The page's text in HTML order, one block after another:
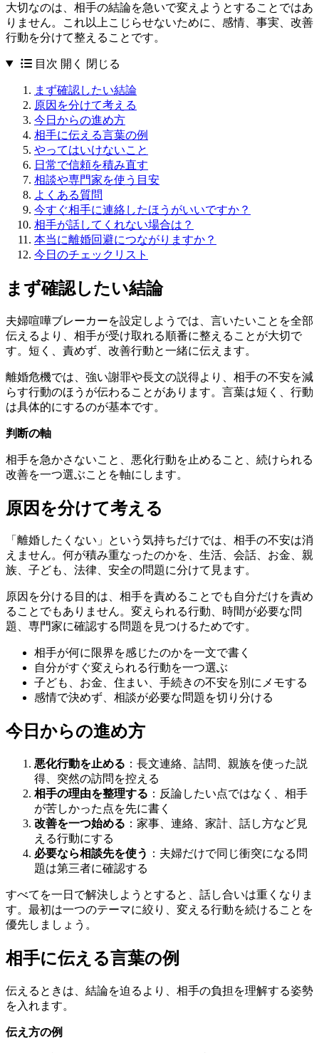
大切なのは、相手の結論を急いで変えようとすることではあ
りません。これ以上こじらせないために、感情、事実、改善
行動を分けて整えることです。
目次 開く 閉じる
まず確認したい結論
原因を分けて考える
今日からの進め方
相手に伝える言葉の例
やってはいけないこと
日常で信頼を積み直す
相談や専門家を使う目安
よくある質問
今すぐ相手に連絡したほうがいいですか？
相手が話してくれない場合は？
本当に離婚回避につながりますか？
今日のチェックリスト
まず確認したい結論
夫婦喧嘩ブレーカーを設定しようでは、言いたいことを全部
伝えるより、相手が受け取れる順番に整えることが大切で
す。短く、責めず、改善行動と一緒に伝えます。
離婚危機では、強い謝罪や長文の説得より、相手の不安を減
らす行動のほうが伝わることがあります。言葉は短く、行動
は具体的にするのが基本です。
判断の軸
相手を急かさないこと、悪化行動を止めること、続けられる
改善を一つ選ぶことを軸にします。
原因を分けて考える
「離婚したくない」という気持ちだけでは、相手の不安は消
えません。何が積み重なったのかを、生活、会話、お金、親
族、子ども、法律、安全の問題に分けて見ます。
原因を分ける目的は、相手を責めることでも自分だけを責め
ることでもありません。変えられる行動、時間が必要な問
題、専門家に確認する問題を見つけるためです。
相手が何に限界を感じたのかを一文で書く
自分がすぐ変えられる行動を一つ選ぶ
子ども、お金、住まい、手続きの不安を別にメモする
感情で決めず、相談が必要な問題を切り分ける
今日からの進め方
悪化行動を止める ：長文連絡、詰問、親族を使った説
得、突然の訪問を控える
相手の理由を整理する ：反論したい点ではなく、相手
が苦しかった点を先に書く
改善を一つ始める ：家事、連絡、家計、話し方など見
える行動にする
必要なら相談先を使う ：夫婦だけで同じ衝突になる問
題は第三者に確認する
すべてを一日で解決しようとすると、話し合いは重くなりま
す。最初は一つのテーマに絞り、変える行動を続けることを
優先しましょう。
相手に伝える言葉の例
伝えるときは、結論を迫るより、相手の負担を理解する姿勢
を入れます。
伝え方の例